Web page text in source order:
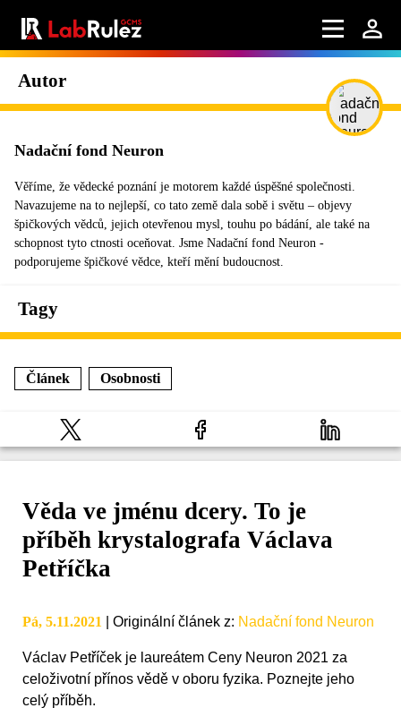
Autor
Nadační fond Neuron
Věříme, že vědecké poznání je motorem každé úspěšné společnosti.
Navazujeme na to nejlepší, co tato země dala sobě i světu – objevy
špičkových vědců, jejich otevřenou mysl, touhu po bádání, ale také na
schopnost tyto ctnosti oceňovat. Jsme Nadační fond Neuron -
podporujeme špičkové vědce, kteří mění budoucnost.
Tagy
Článek Osobnosti
Věda ve jménu dcery. To je
příběh krystalografa Václava
Petříčka
Pá, 5.11.2021 Originální článek z: Nadační fond Neuron
Václav Petříček je laureátem Ceny Neuron 2021 za
celoživotní přínos vědě v oboru fyzika. Poznejte jeho
celý příběh.